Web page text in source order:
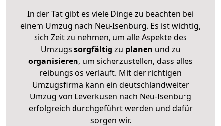
In der Tat gibt es viele Dinge zu beachten bei
einem Umzug nach Neu-Isenburg. Es ist wichtig,
sich Zeit zu nehmen, um alle Aspekte des
Umzugs sorgfältig zu planen und zu
organisieren, um sicherzustellen, dass alles
reibungslos verläuft. Mit der richtigen
Umzugsfirma kann ein deutschlandweiter
Umzug von Leverkusen nach Neu-Isenburg
erfolgreich durchgeführt werden und dafür
sorgen wir.